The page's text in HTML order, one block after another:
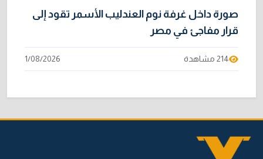
صورة داخل غرفة نوم العندليب الأسمر تقود إلى
قرار مفاجئ في مصر
214 مشاهدة 1/08/2026